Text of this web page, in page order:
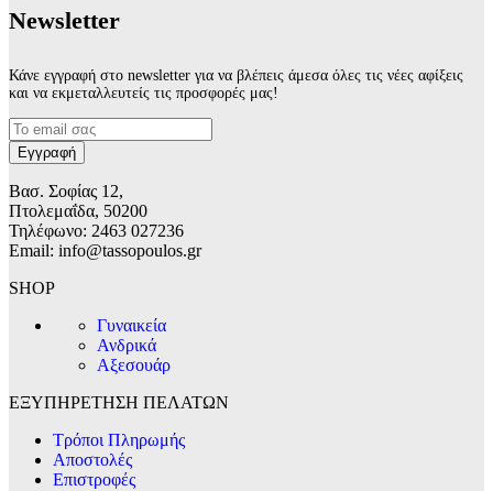
Νewsletter
Κάνε εγγραφή στο newsletter για να βλέπεις άμεσα όλες τις νέες αφίξεις
και να εκμεταλλευτείς τις προσφορές μας!
Βασ. Σοφίας 12,
Πτολεμαΐδα, 50200
Τηλέφωνο: 2463 027236
Email: info@tassopoulos.gr
SHOP
Γυναικεία
Ανδρικά
Αξεσουάρ
ΕΞΥΠΗΡΕΤΗΣΗ ΠΕΛΑΤΩΝ
Τρόποι Πληρωμής
Αποστολές
Επιστροφές